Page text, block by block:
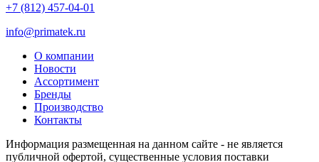
+7 (812) 457-04-01
info@primatek.ru
О компании
Новости
Ассортимент
Бренды
Производство
Контакты
Информация размещенная на данном сайте - не является
публичной офертой, существенные условия поставки